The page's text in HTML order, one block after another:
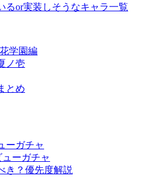
るor実装しそうなキャラ一覧
学園編
ノ壱
とめ
ーガチャ
ーガチャ
き？優先度解説